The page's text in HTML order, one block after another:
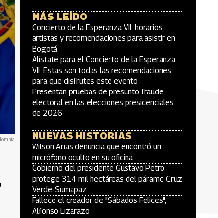
MÁS LEÍDO
Concierto de la Esperanza VII: horarios,
artistas y recomendaciones para asistir en
Bogotá
Alístate para el Concierto de la Esperanza
VII: Estas son todas las recomendaciones
para que disfrutes este evento
Presentan pruebas de presunto fraude
electoral en las elecciones presidenciales
de 2026
NUEVAS HISTORIAS
Wilson Arias denuncia que encontró un
micrófono oculto en su oficina
Gobierno del presidente Gustavo Petro
protege 314 mil hectáreas del páramo Cruz
Verde-Sumapaz
Fallece el creador de "Sábados Felices",
Alfonso Lizarazo